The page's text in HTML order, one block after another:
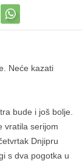
Neće kazati
bude i još bolje.
vratila serijom
Dnjipru
s dva pogotka u